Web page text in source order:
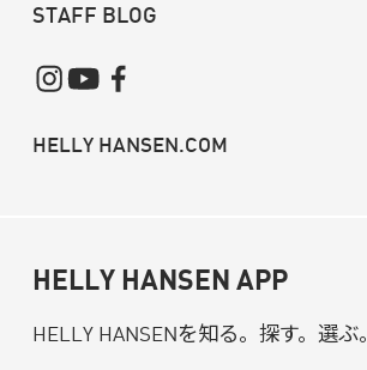
STAFF BLOG
HELLY HANSEN.COM
HELLY HANSEN APP
HELLY HANSENを知る。 探す。選ぶ。